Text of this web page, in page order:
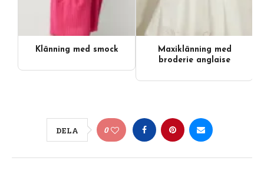
Klänning med smock
Maxiklänning med
broderie anglaise
DELA 0